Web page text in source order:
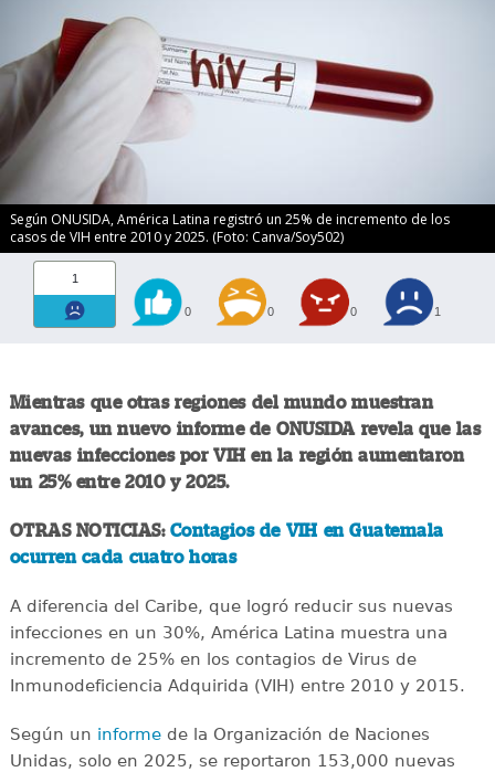
Según ONUSIDA, América Latina registró un 25% de incremento de los
casos de VIH entre 2010 y 2025. (Foto: Canva/Soy502)
1
0 0 0 1
Mientras que otras regiones del mundo muestran
avances, un nuevo informe de ONUSIDA revela que las
nuevas infecciones por VIH en la región aumentaron
un 25% entre 2010 y 2025.
OTRAS NOTICIAS: Contagios de VIH en Guatemala
ocurren cada cuatro horas
A diferencia del Caribe, que logró reducir sus nuevas
infecciones en un 30%, América Latina muestra una
incremento de 25% en los contagios de Virus de
Inmunodeficiencia Adquirida (VIH) entre 2010 y 2015.
Según un informede la Organización de Naciones
Unidas, solo en 2025, se reportaron 153,000 nuevas